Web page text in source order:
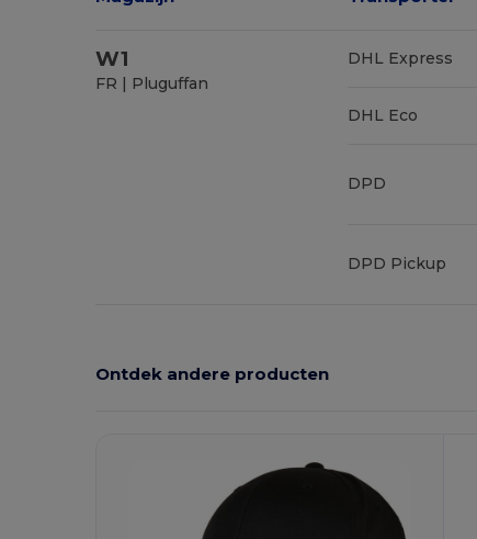
W1
FR | Pluguffan
DHL Express
DHL Eco
DPD
DPD Pickup
Ontdek andere producten